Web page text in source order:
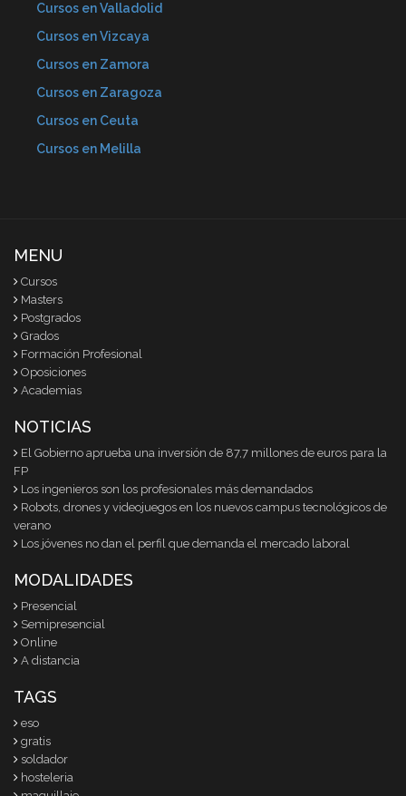
Cursos en Valladolid
Cursos en Vizcaya
Cursos en Zamora
Cursos en Zaragoza
Cursos en Ceuta
Cursos en Melilla
MENU
Cursos
Masters
Postgrados
Grados
Formación Profesional
Oposiciones
Academias
NOTICIAS
El Gobierno aprueba una inversión de 87,7 millones de euros para la
FP
Los ingenieros son los profesionales más demandados
Robots, drones y videojuegos en los nuevos campus tecnológicos de
verano
Los jóvenes no dan el perfil que demanda el mercado laboral
MODALIDADES
Presencial
Semipresencial
Online
A distancia
TAGS
eso
gratis
soldador
hosteleria